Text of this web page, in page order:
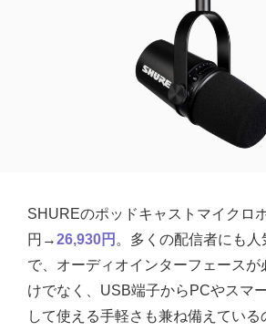
SHUREのポッドキャストマイクロ
円→26,930円 。多くの配信者にも人
で、オーディオインターフェース
けでなく、USB端子からPCやスマ
して使える手軽さも兼ね備えている